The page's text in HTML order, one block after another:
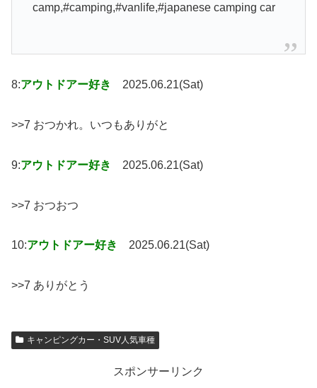
camp,#camping,#vanlife,#japanese camping car
8:アウトドアー好き 2025.06.21(Sat)
>>7 おつかれ。いつもありがと
9:アウトドアー好き 2025.06.21(Sat)
>>7 おつおつ
10:アウトドアー好き 2025.06.21(Sat)
>>7 ありがとう
キャンピングカー・SUV人気車種
スポンサーリンク